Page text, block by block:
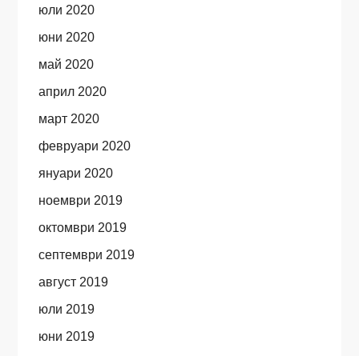
юли 2020
юни 2020
май 2020
април 2020
март 2020
февруари 2020
януари 2020
ноември 2019
октомври 2019
септември 2019
август 2019
юли 2019
юни 2019